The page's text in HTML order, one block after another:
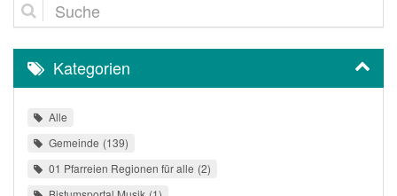
Kategorien
Alle
Gemeinde 139
01 Pfarreien Regionen für alle 2